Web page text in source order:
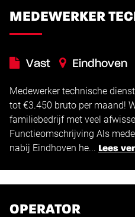
MEDEWERKER
Vast Eindhoven
Medewerker technische
tot €3.450 bruto per maand!
familiebedrijf met veel
Functieomschrijving Als
nabij Eindhoven he... Lees
OPERATOR